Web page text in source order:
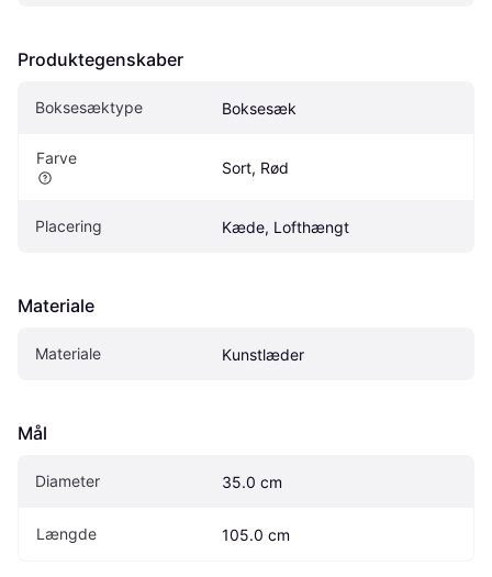
Produktegenskaber
Boksesæktype Boksesæk
Farve
Sort, Rød
Placering Kæde, Lofthængt
Materiale
Materiale Kunstlæder
Mål
Diameter 35.0 cm
Længde 105.0 cm